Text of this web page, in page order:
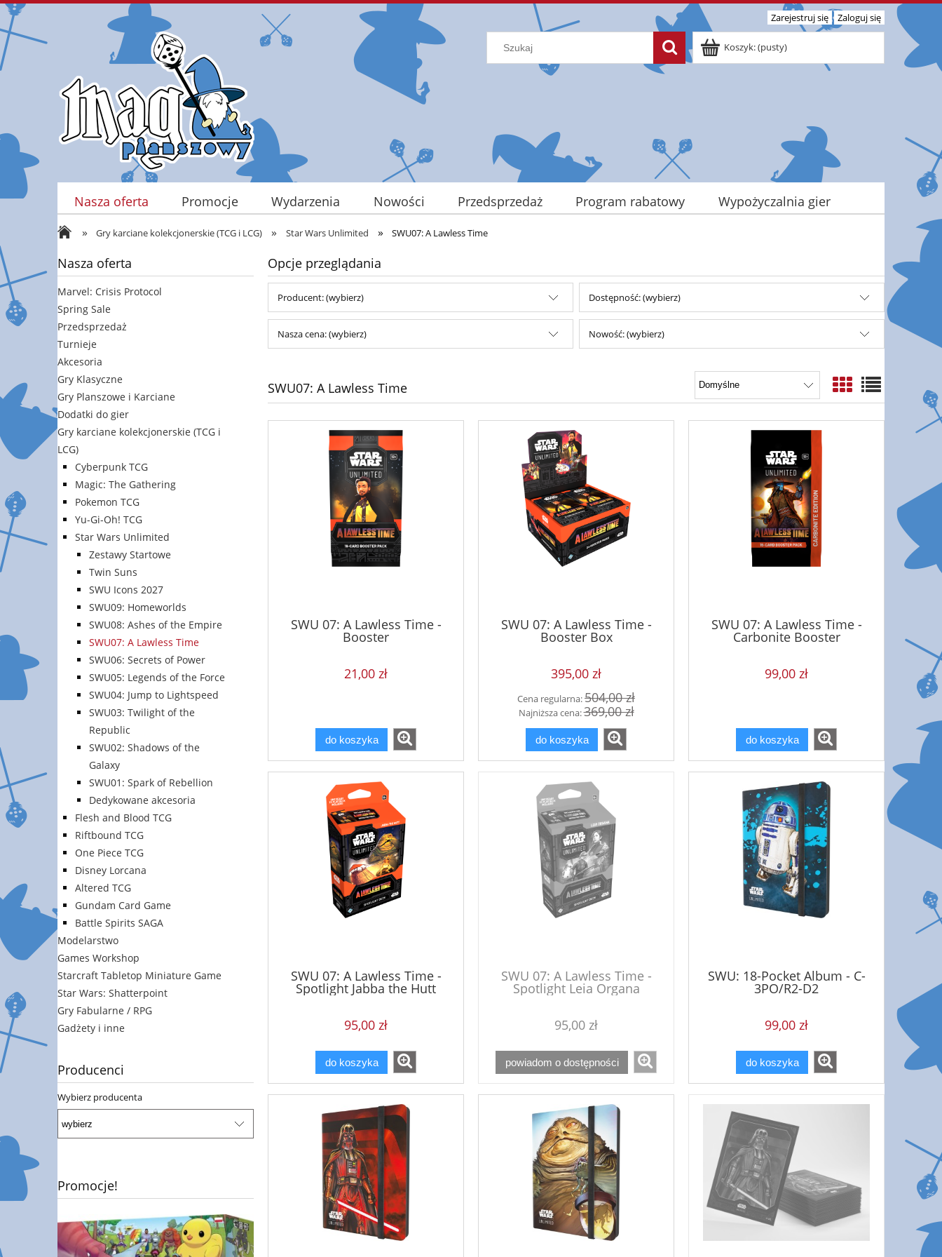
Zarejestruj się Zaloguj się
Koszyk:(pusty)
Nasza oferta Promocje Wydarzenia Nowości Przedsprzedaż Program rabatowy
Wypożyczalnia gier
Kontakt
» Gry karciane kolekcjonerskie (TCG i LCG) » Star Wars Unlimited » SWU07: A Lawless Time
Nasza oferta
Marvel: Crisis Protocol
Spring Sale
Przedsprzedaż
Turnieje
Akcesoria
Gry Klasyczne
Gry Planszowe i Karciane
Dodatki do gier
Gry karciane kolekcjonerskie (TCG i
LCG)
Cyberpunk TCG
Magic: The Gathering
Pokemon TCG
Yu-Gi-Oh! TCG
Star Wars Unlimited
Zestawy Startowe
Twin Suns
SWU Icons 2027
SWU09: Homeworlds
SWU08: Ashes of the Empire
SWU07: A Lawless Time
SWU06: Secrets of Power
SWU05: Legends of the Force
SWU04: Jump to Lightspeed
SWU03: Twilight of the
Republic
SWU02: Shadows of the
Galaxy
SWU01: Spark of Rebellion
Dedykowane akcesoria
Flesh and Blood TCG
Riftbound TCG
One Piece TCG
Disney Lorcana
Altered TCG
Gundam Card Game
Battle Spirits SAGA
Modelarstwo
Games Workshop
Starcraft Tabletop Miniature Game
Star Wars: Shatterpoint
Gry Fabularne / RPG
Gadżety i inne
Producenci
Wybierz producenta
Promocje!
Opcje przeglądania
Producent: (wybierz) Dostępność: (wybierz)
Nasza cena: (wybierz) Nowość: (wybierz)
SWU07: A Lawless Time
SWU 07: A Lawless Time -
Booster
21,00 zł
do koszyka
SWU 07: A Lawless Time -
Booster Box
395,00 zł
Cena regularna:504,00 zł
Najniższa cena:369,00 zł
do koszyka
SWU 07: A Lawless Time -
Carbonite Booster
99,00 zł
do koszyka
SWU 07: A Lawless Time -
Spotlight Jabba the Hutt
95,00 zł
do koszyka
SWU 07: A Lawless Time -
Spotlight Leia Organa
95,00 zł
powiadom o dostępności
SWU: 18-Pocket Album - C-
3PO/R2-D2
99,00 zł
do koszyka